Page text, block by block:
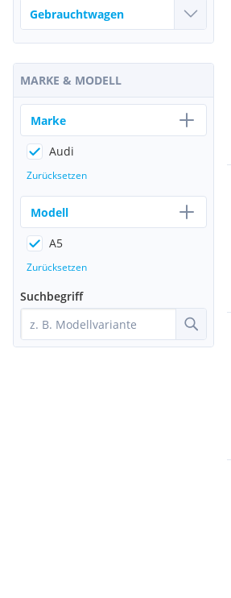
MARKE & MODELL
Marke
Audi
Zurücksetzen
Modell
A5
Zurücksetzen
Suchbegriff